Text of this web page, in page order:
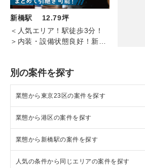
新橋駅 12.79坪
＜人気エリア！駅徒歩3分！
＞内装・設備状態良好！新橋
別の案件を探す
業態から東京23区の案件を探す
東京23区のラーメンの居抜き売却物件の案
東京23区のフランス料理の居抜き売却物件
東京23区のイタリア料理の居抜き売却物件
業態から港区の案件を探す
港区のラーメンの居抜き売却物件の案件一
港区のフランス料理の居抜き売却物件の案
業態から新橋駅の案件を探す
新橋駅のラーメンの居抜き売却物件の案件
人気の条件から同じエリアの案件を探す